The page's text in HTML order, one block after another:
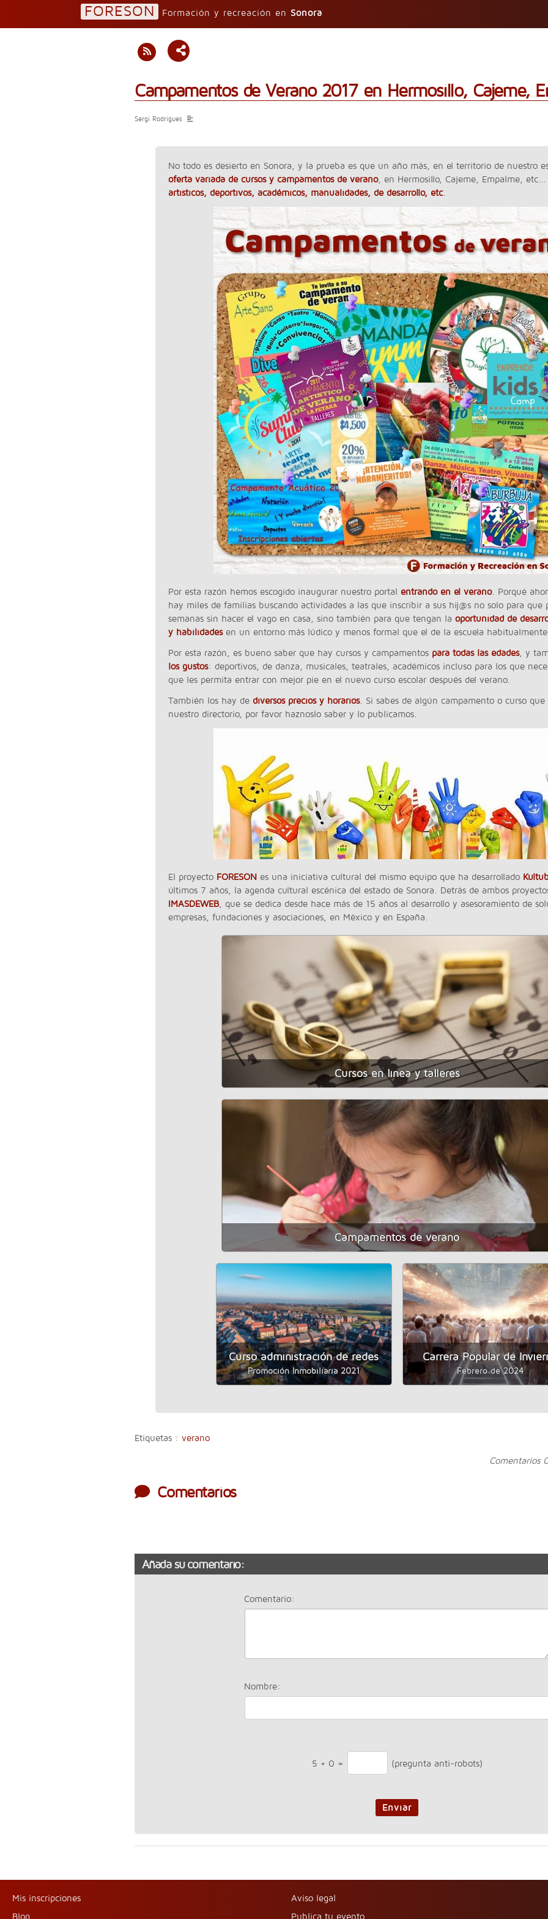
FORESON Formación y recreación en Sonora
Campamentos de Verano 2017 en Hermosillo, Cajeme,
Sergi Rodrígues
No todo es desierto en Sonora, y la prueba es que un año más, en el territorio de nuestro
oferta variada de cursos y campamentos de verano, en Hermosillo, Cajeme, Empalme,
artísticos, deportivos, académicos, manualidades, de desarrollo, etc.
Por esta razón hemos escogido inaugurar nuestro portal entrando en el verano. Porqué
hay miles de familias buscando actividades a las que inscribir a sus hij@s no solo para que
semanas sin hacer el vago en casa, sino también para que tengan laoportunidad de
y habilidadesen un entorno más lúdico y menos formal que el de la escuela
Por esta razón, es bueno saber que hay cursos y campamentos para todas las edades, y
los gustos: deportivos, de danza, musicales, teatrales, académicos incluso para los que
que les permita entrar con mejor pie en el nuevo curso escolar después del verano.
También los hay de diversos precios y horarios. Si sabes de algún campamento o curso
nuestro directorio, por favor haznoslo saber y lo publicamos.
El proyecto FORESON es una iniciativa cultural del mismo equipo que ha desarrollado
últimos 7 años, la agenda cultural escénica del estado de Sonora. Detrás de ambos
IMASDEWEB, que se dedica desde hace más de 15 años al desarrollo y asesoramiento de
empresas, fundaciones y asociaciones, en México y en España.
Cursos en línea y talleres
Campamentos de verano
Curso administración de redes
Promoción Inmobiliaria 2021
Carrera Popular de
Febrero de 2024
Etiquetas : verano
Comentarios
Comentarios
Añada su comentario:
Comentario:
Nombre:
5 + 0 = (pregunta anti-robots)
Enviar
Mis inscripciones
Blog
Aviso legal
Publica tu evento